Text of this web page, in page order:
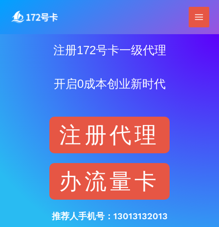
内
Main
注册172号卡一级代理
开启0成本创业新时代
注册代理
办流量卡
推荐人手机号：13013132013